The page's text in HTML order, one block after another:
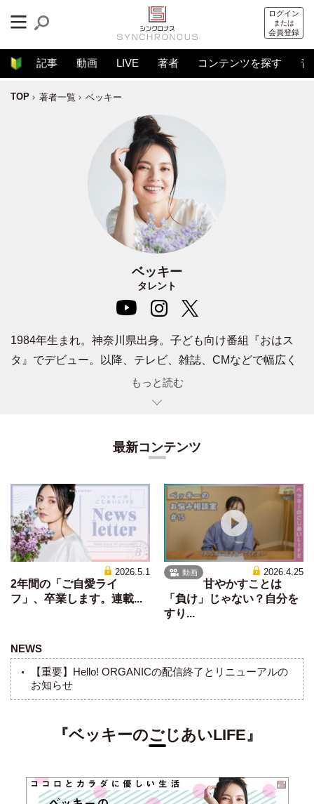
ログイン
または
会員登録
記事 動画 LIVE 著者 コンテンツを探す 音
TOP 著者一覧 ベッキー
ベッキー
タレント
1984年生まれ。神奈川県出身。子ども向け番組『おはス
タ』でデビュー。以降、テレビ、雑誌、CMなどで幅広く
活躍。2019年に結婚し、2020年春に第一子、2021年春に
第二子を出産。2021年には「第14回ペアレンティングア
「NaturaLUNA...」のプロデュースやカラフルなアクリル
画が印象的な「Becky art」も人気。
公式HP：https://becky36.com/
STAFF
Photo：鈴木大喜 Styling：永田彩子 Hair＆Make-up：
もっと読む
最新コンテンツ
2026.5.1
2年間の「ご自愛ライ
フ」、卒業します。連載...
動画 2026.4.25
甘やかすことは
「負け」じゃない？自分を
すり...
NEWS
【重要】Hello! ORGANICの配信終了とリニューアルの
お知らせ
『ベッキーのごじあいLIFE』